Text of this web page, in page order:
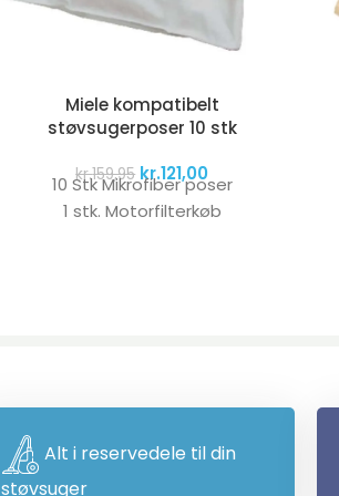
Miele kompatibelt
støvsugerposer 10 stk
kr.159,95 kr.121,00
10 Stk Mikrofiber poser
1 stk. Motorfilterkøb
Alt i reservedele til din
støvsuger